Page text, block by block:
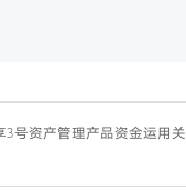
号资产管理产品资金运用关